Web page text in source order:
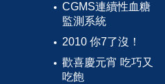
CGMS連續性血糖
監測系統
2010 你7了沒！
歡喜慶元宵 吃巧又
吃飽